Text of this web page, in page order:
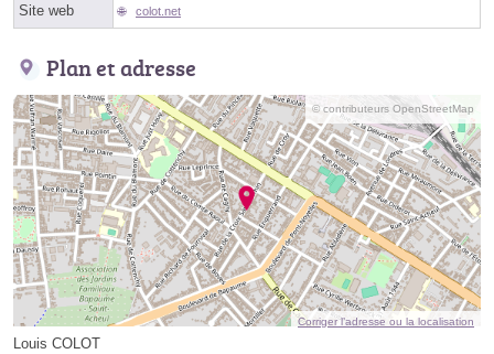
Site web colot.net
Plan et adresse
© contributeurs OpenStreetMap
Corriger l’adresse ou la localisation
Louis COLOT